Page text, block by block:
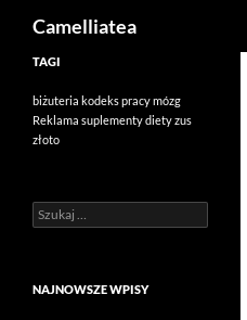
Przejdź
treści
Camelliatea
TAGI
biżuteria kodeks pracymózg
Reklama suplementy dietyzus
złoto
Szukaj:
NAJNOWSZE WPISY